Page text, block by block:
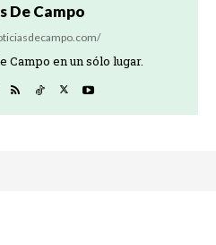
De Campo
Campo en un sólo lugar.